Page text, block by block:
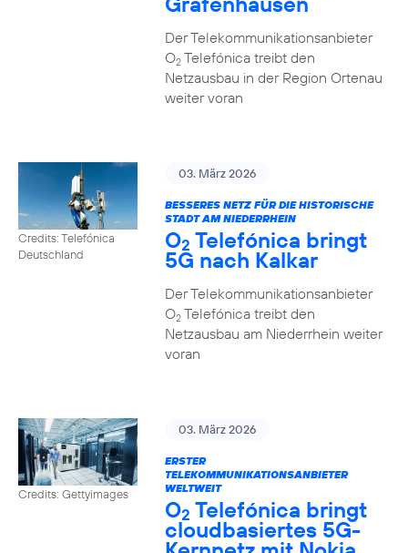
Der Telekommunikationsanbieter
O2Telefónica treibt den
Netzausbau in der Region Ortenau
weiter voran
Credits: Telefónica
Deutschland
03. März 2026
BESSERES NETZ FÜR DIE HISTORISCHE
STADT AM NIEDERRHEIN
O2 Telefónica bringt
5G nach Kalkar
Der Telekommunikationsanbieter
O2Telefónica treibt den
Netzausbau am Niederrhein weiter
voran
Credits: Gettyimages
03. März 2026
ERSTER
TELEKOMMUNIKATIONSANBIETER
WELTWEIT
O2 Telefónica bringt
cloudbasiertes 5G-